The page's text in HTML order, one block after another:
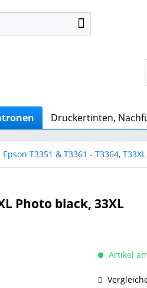
Druckertinten,
Epson T3351 & T3361 - T3364, T33XL
Photo black, 33XL
Artikel